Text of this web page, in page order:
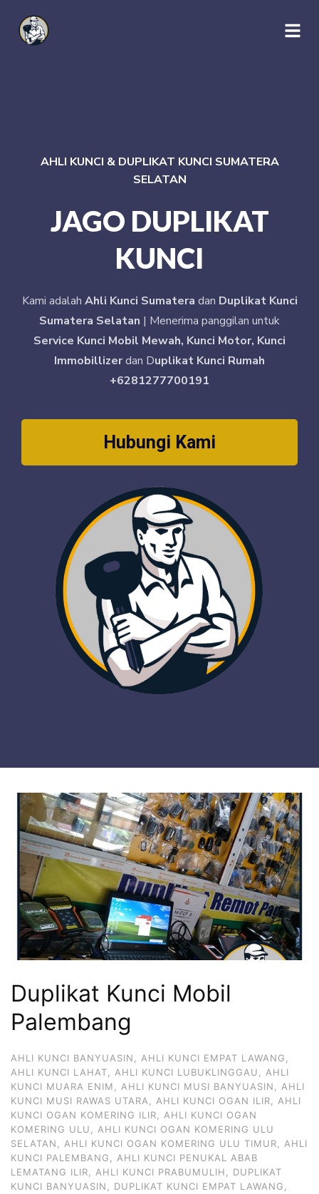
AHLI KUNCI & DUPLIKAT KUNCI SUMATERA
SELATAN
JAGO DUPLIKAT
KUNCI
Kami adalah Ahli Kunci Sumatera dan Duplikat Kunci
Sumatera Selatan | Menerima panggilan untuk
Service Kunci Mobil Mewah, Kunci Motor, Kunci
Immobillizerdan Duplikat Kunci Rumah
+6281277700191
Hubungi Kami
Duplikat Kunci Mobil
Palembang
AHLI KUNCI BANYUASIN AHLI KUNCI EMPAT LAWANG
AHLI KUNCI LAHAT
AHLI KUNCI LUBUKLINGGAU
AHLI
KUNCI MUARA ENIM
AHLI KUNCI MUSI BANYUASIN
AHLI
KUNCI MUSI RAWAS UTARA
AHLI KUNCI OGAN ILIR
AHLI
KUNCI OGAN KOMERING ILIR
AHLI KUNCI OGAN
KOMERING ULU
AHLI KUNCI OGAN KOMERING ULU
SELATAN
AHLI KUNCI OGAN KOMERING ULU TIMUR
AHLI
KUNCI PALEMBANG
AHLI KUNCI PENUKAL ABAB
LEMATANG ILIR
AHLI KUNCI PRABUMULIH
DUPLIKAT
KUNCI BANYUASIN
DUPLIKAT KUNCI EMPAT LAWANG